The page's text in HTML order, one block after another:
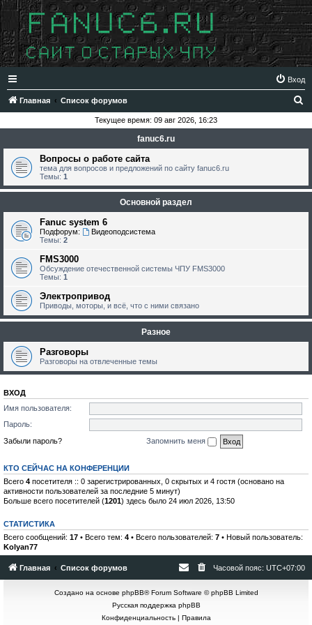
Вход
Главная Список форумов
с
Текущее время: 09 авг 2026, 16:23
fanuc6.ru
Вопросы о работе сайта
тема для вопросов и предложений по сайту fanuc6.ru
Темы: 1
Основной раздел
Fanuc system 6
Подфорум:
Видеоподсистема
Темы: 2
FMS3000
Обсуждение отечественной системы ЧПУ FMS3000
Темы: 1
Электропривод
Приводы, моторы, и всё, что с ними связано
Разное
Разговоры
Разговоры на отвлеченные темы
ВХОД
Имя пользователя:
Пароль:
Забыли пароль?
Запомнить меня
КТО СЕЙЧАС НА КОНФЕРЕНЦИИ
Всего 4 посетителя :: 0 зарегистрированных, 0 скрытых и 4 гостя (основано на
активности пользователей за последние 5 минут)
Больше всего посетителей (1201) здесь было 24 июл 2026, 13:50
СТАТИСТИКА
Всего сообщений: 17 • Всего тем: 4 • Всего пользователей: 7 • Новый пользователь:
Kolyan77
Главная Список форумов Часовой пояс: UTC+07:00
Создано на основе phpBB® Forum Software © phpBB Limited
Русская поддержка phpBB
Конфиденциальность| Правила